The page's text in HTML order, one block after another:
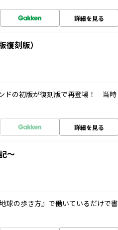
詳細を見る
刻版）
ドの初版が復刻版で再登場！ 当時
詳細を見る
～
球の歩き方』で働いているだけで書